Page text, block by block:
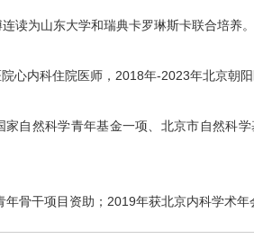
为山东大学和瑞典卡罗琳斯卡联合培养。
内科住院医师，2018年-2023年北京朝阳
然科学青年基金一项、北京市自然科学
干项目资助；2019年获北京内科学术年